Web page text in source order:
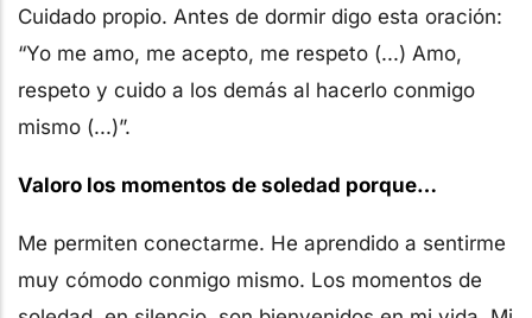
Cuidado propio. Antes de dormir digo esta oración:
“Yo me amo, me acepto, me respeto (...) Amo,
respeto y cuido a los demás al hacerlo conmigo
mismo (...)”.
Valoro los momentos de soledad porque…
Me permiten conectarme. He aprendido a sentirme
muy cómodo conmigo mismo. Los momentos de